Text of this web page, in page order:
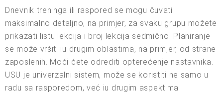
Dnevnik treninga ili raspored se mogu čuvati
maksimalno detaljno, na primjer, za svaku grupu možete
prikazati listu lekcija i broj lekcija sedmično. Planiranje
se može vršiti iu drugim oblastima, na primjer, od strane
zaposlenih. Moći ćete odrediti opterećenje nastavnika.
USU je univerzalni sistem, može se koristiti ne samo u
radu sa rasporedom, već iu drugim aspektima